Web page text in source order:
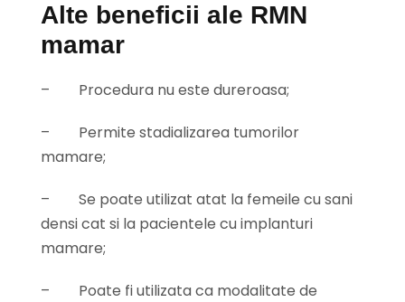
Alte beneficii ale RMN
mamar
– Procedura nu este dureroasa;
–
Permite stadializarea tumorilor
mamare;
–
Se poate utilizat atat la femeile cu sani
densi cat si la pacientele cu implanturi
mamare;
–
Poate fi utilizata ca modalitate de